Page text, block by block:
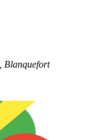
Blanquefort